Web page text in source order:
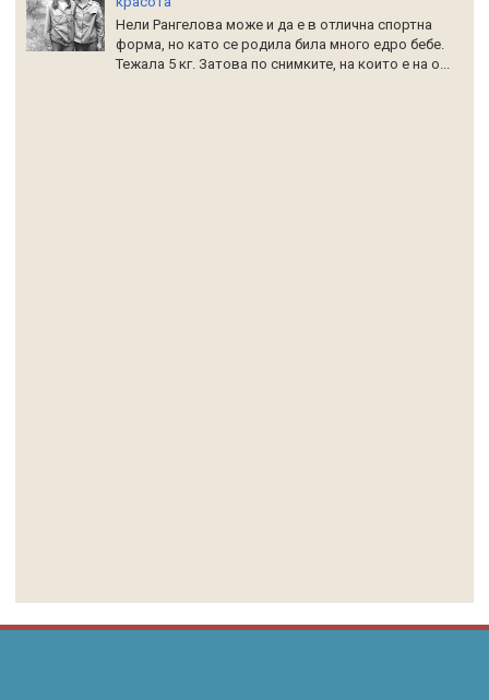
Нели Рангелова може и да е в отлична спортна
форма, но като се родила била много едро бебе.
Тежала 5 кг. Затова по снимките, на които е на о...